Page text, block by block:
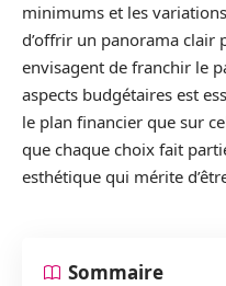
minimums et les
d’offrir un panorama clair
envisagent de franchir le
aspects budgétaires est
le plan financier que sur
que chaque choix fait
esthétique qui mérite
Sommaire